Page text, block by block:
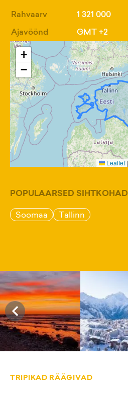
Rahvaarv
1 321 000
Ajavöönd
GMT +2
+
−
Leaflet |
POPULAARSED SIHTKOHAD
Soomaa Tallinn
TRIPIKAD RÄÄGIVAD